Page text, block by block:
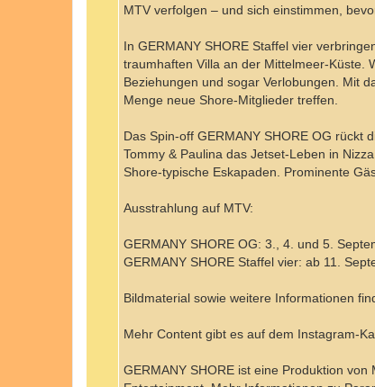
MTV verfolgen – und sich einstimmen,
In GERMANY SHORE Staffel vier
traumhaften Villa an der Mittelmeer-Küste.
Beziehungen und sogar Verlobungen. Mit
Menge neue Shore-Mitglieder treffen.
Das Spin-off GERMANY SHORE OG rückt
Tommy & Paulina das Jetset-Leben in
Shore-typische Eskapaden. Prominente
Ausstrahlung auf MTV:
GERMANY SHORE OG: 3., 4. und 5.
GERMANY SHORE Staffel vier: ab 11.
Bildmaterial sowie weitere Informationen
Mehr Content gibt es auf dem Instagram-
GERMANY SHORE ist eine Produktion